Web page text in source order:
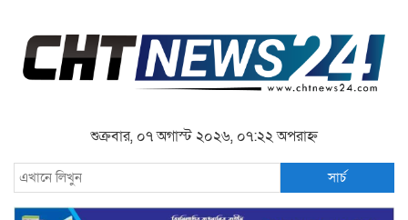
শুক্রবার, ০৭ অগাস্ট ২০২৬, ০৭:২২ অপরাহ্ন
সার্চ